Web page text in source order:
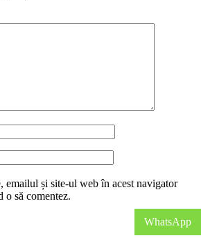
emailul și site-ul web în acest navigator
o să comentez.
WhatsApp